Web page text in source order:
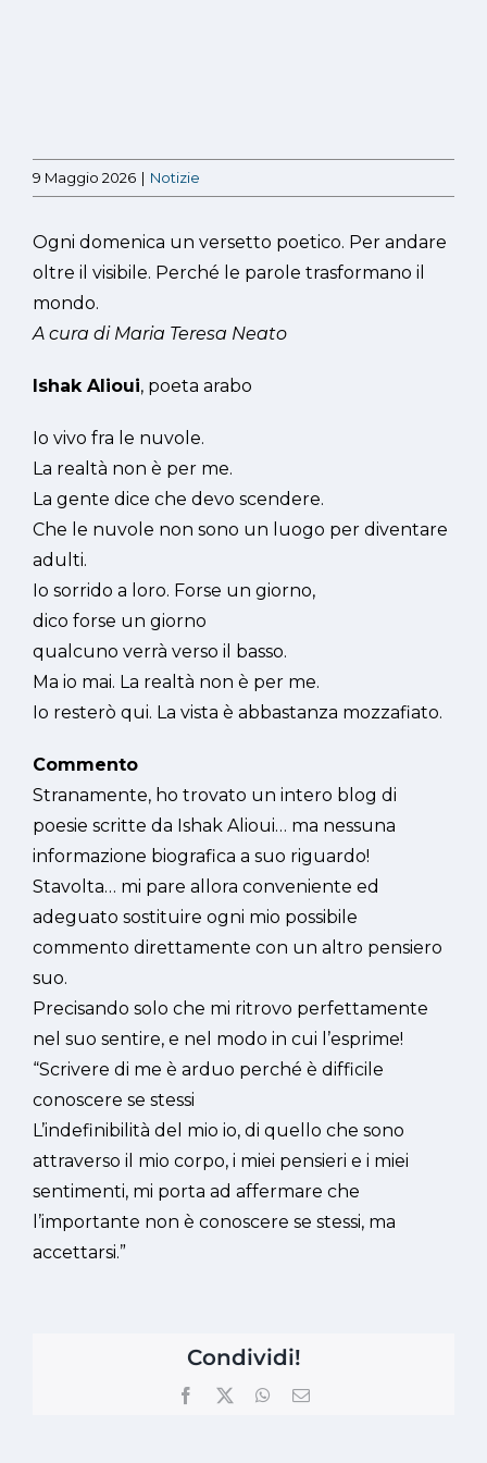
immagine
9 Maggio 2026 | Notizie
Ogni domenica un versetto poetico. Per andare
oltre il visibile. Perché le parole trasformano il
mondo.
A cura di Maria Teresa Neato
Ishak Alioui, poeta arabo
Io vivo fra le nuvole.
La realtà non è per me.
La gente dice che devo scendere.
Che le nuvole non sono un luogo per diventare
adulti.
Io sorrido a loro. Forse un giorno,
dico forse un giorno
qualcuno verrà verso il basso.
Ma io mai. La realtà non è per me.
Io resterò qui. La vista è abbastanza mozzafiato.
Commento
Stranamente, ho trovato un intero blog di
poesie scritte da Ishak Alioui… ma nessuna
informazione biografica a suo riguardo!
Stavolta… mi pare allora conveniente ed
adeguato sostituire ogni mio possibile
commento direttamente con un altro pensiero
suo.
Precisando solo che mi ritrovo perfettamente
nel suo sentire, e nel modo in cui l’esprime!
“Scrivere di me è arduo perché è difficile
conoscere se stessi
L’indefinibilità del mio io, di quello che sono
attraverso il mio corpo, i miei pensieri e i miei
sentimenti, mi porta ad affermare che
l’importante non è conoscere se stessi, ma
accettarsi.”
Condividi!
Facebook WhatsApp
Email